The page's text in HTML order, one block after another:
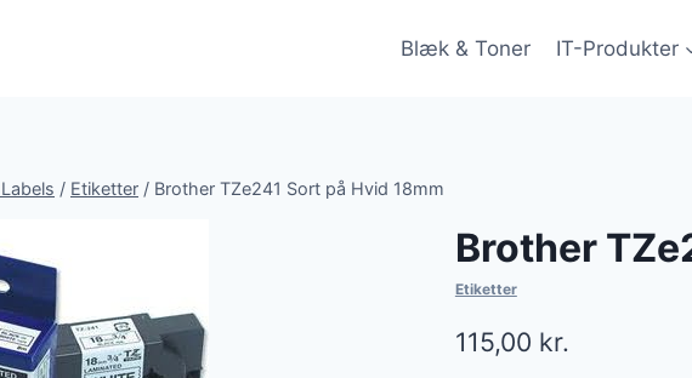
Blæk & Toner IT-Produkter
/ Etiketter / Brother TZe241 Sort på Hvid 18mm
Brother
Etiketter
115,00 kr.